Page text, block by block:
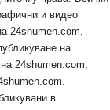
и видео
24shumen.com,
на
24shumen.com,
в